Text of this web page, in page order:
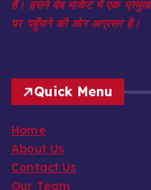
पर पहुँचने की ओर अग्रसर है।
About Us
Contact Us
Our Team
Privacy Policy